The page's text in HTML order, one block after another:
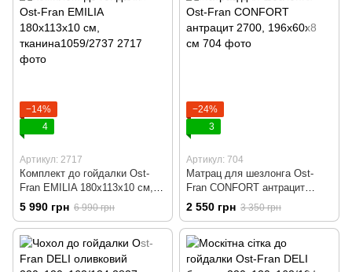
−14%
4
Артикул: 2717
Комплект до гойдалки Ost-
Fran EMILIA 180x113x10 см,
тканина1059/2737
5 990 грн 6 990 грн
−24%
3
Артикул: 704
Матрац для шезлонга Ost-
Fran CONFORT антрацит
2700, 196x60x8 см
2 550 грн 3 350 грн